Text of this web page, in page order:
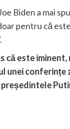
Biden a mai
pentru că
că este
unei conferințe